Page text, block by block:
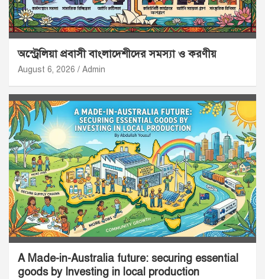
অস্ট্রেলিয়া প্রবাসী বাংলাদেশীদের সমস্যা ও করণীয়
August 6, 2026 Admin
A Made-in-Australia future: securing essential
goods by Investing in local production